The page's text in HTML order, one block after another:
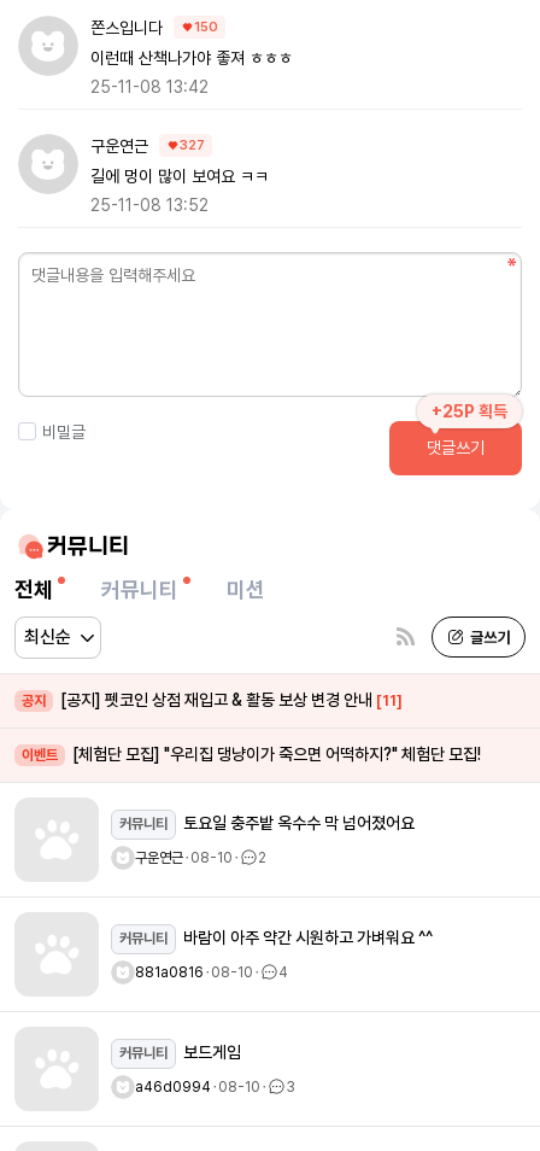
쫀스입니다 150
이런때 산책나가야 좋져 ㅎㅎㅎ
25-11-08 13:42
구운연근 327
길에 멍이 많이 보여요 ㅋㅋ
25-11-08 13:52
비밀글
+25P 획득
댓글쓰기
커뮤니티
전체
커뮤니티 미션
공지 [공지] 펫코인 상점 재입고 & 활동 보상 변경 안내 [11]
이벤트 [체험단 모집] "우리집 댕냥이가 죽으면 어떡하지?" 체험단 모집!
커뮤니티 토요일 충주밭 옥수수 막 넘어졌어요
구운연근ㆍ08-10ㆍ 2
커뮤니티 바람이 아주 약간 시원하고 가벼워요 ^^
881a0816ㆍ08-10ㆍ 4
커뮤니티 보드게임
a46d0994ㆍ08-10ㆍ 3